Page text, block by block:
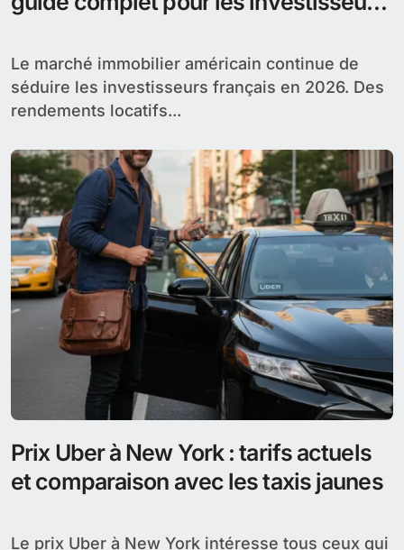
fortement selon la ville, la taille et l’état...
Acheter un appartement aux USA :
guide complet pour les investisseurs
français
Le marché immobilier américain continue de
rendements locatifs...